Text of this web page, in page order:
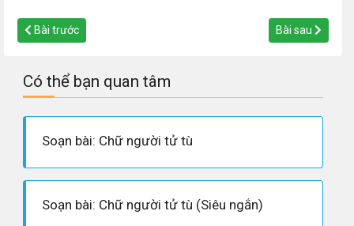
Bài trước Bài sau
Có thể bạn quan tâm
Soạn bài: Chữ người tử tù
Soạn bài: Chữ người tử tù (Siêu ngắn)